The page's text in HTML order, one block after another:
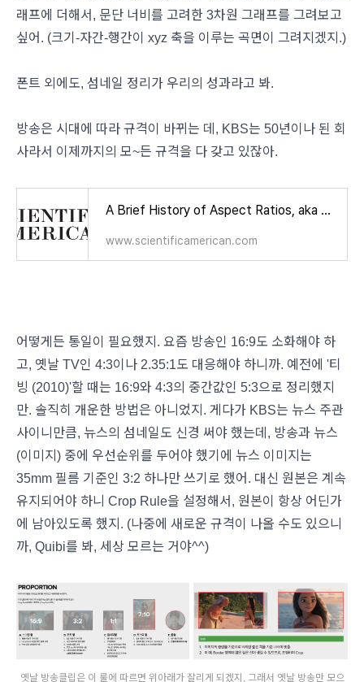
래프에 더해서, 문단 너비를 고려한 3차원 그래프를 그려보고
싶어. (크기-자간-행간이 xyz 축을 이루는 곡면이 그려지겠지.)
폰트 외에도, 섬네일 정리가 우리의 성과라고 봐.
방송은 시대에 따라 규격이 바뀌는 데, KBS는 50년이나 된 회
사라서 이제까지의 모~든 규격을 다 갖고 있잖아.
A Brief History of Aspect Ratios, aka Screen Proportions
www.scientificamerican.com
어떻게든 통일이 필요했지. 요즘 방송인 16:9도 소화해야 하
고, 옛날 TV인 4:3이나 2.35:1도 대응해야 하니까. 예전에 '티
빙 (2010)'할 때는 16:9와 4:3의 중간값인 5:3으로 정리했지
만. 솔직히 개운한 방법은 아니었지. 게다가 KBS는 뉴스 주관
사이니만큼, 뉴스의 섬네일도 신경 써야 했는데, 방송과 뉴스
(이미지) 중에 우선순위를 두어야 했기에 뉴스 이미지는
35mm 필름 기준인 3:2 하나만 쓰기로 했어. 대신 원본은 계속
유지되어야 하니 Crop Rule을 설정해서, 원본이 항상 어딘가
에 남아있도록 했지. (나중에 새로운 규격이 나올 수도 있으니
까, Quibi를 봐, 세상 모르는 거야^^)
옛날 방송클립은 이 룰에 따르면 위아래가 잘리게 되겠지, 그래서 옛날 방송만 모으